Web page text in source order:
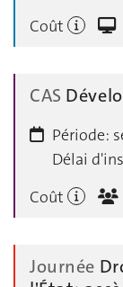
Coût
CAS
Période:
Délai
Coût
Journée